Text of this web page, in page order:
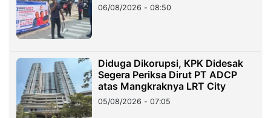
06/08/2026 - 08:50
Diduga Dikorupsi, KPK Didesak
Segera Periksa Dirut PT ADCP
atas Mangkraknya LRT City
05/08/2026 - 07:05